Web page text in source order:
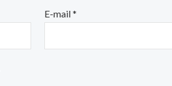
E-mail*